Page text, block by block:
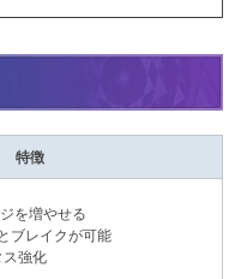
特徴
を増やせる
ブレイクが可能
ス強化